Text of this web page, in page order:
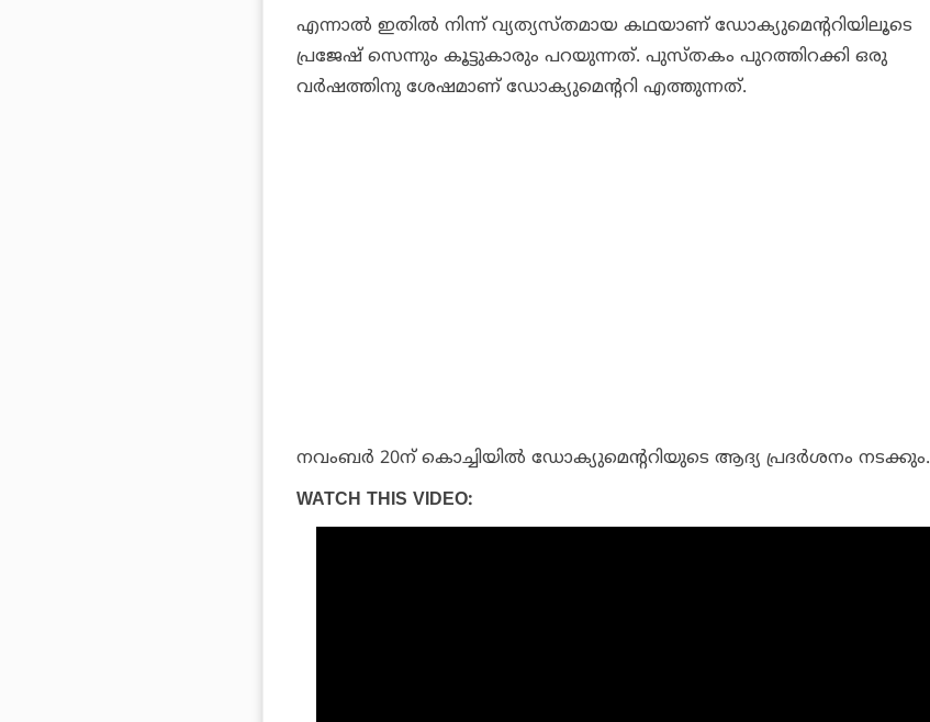
എന്നാല്‍ ഇതില്‍ നിന്ന് വ്യത്യസ്തമായ കഥയാണ് ഡോക്യുമെന്ററിയിലൂടെ
പ്രജേഷ് സെന്നും കൂട്ടുകാരും പറയുന്നത്. പുസ്തകം പുറത്തിറക്കി ഒരു
വര്‍ഷത്തിനു ശേഷമാണ് ഡോക്യുമെന്ററി എത്തുന്നത്.
നവംബര്‍ 20ന് കൊച്ചിയില്‍ ഡോക്യുമെന്ററിയുടെ ആദ്യ പ്രദര്‍ശനം നടക്കും.
WATCH THIS VIDEO: